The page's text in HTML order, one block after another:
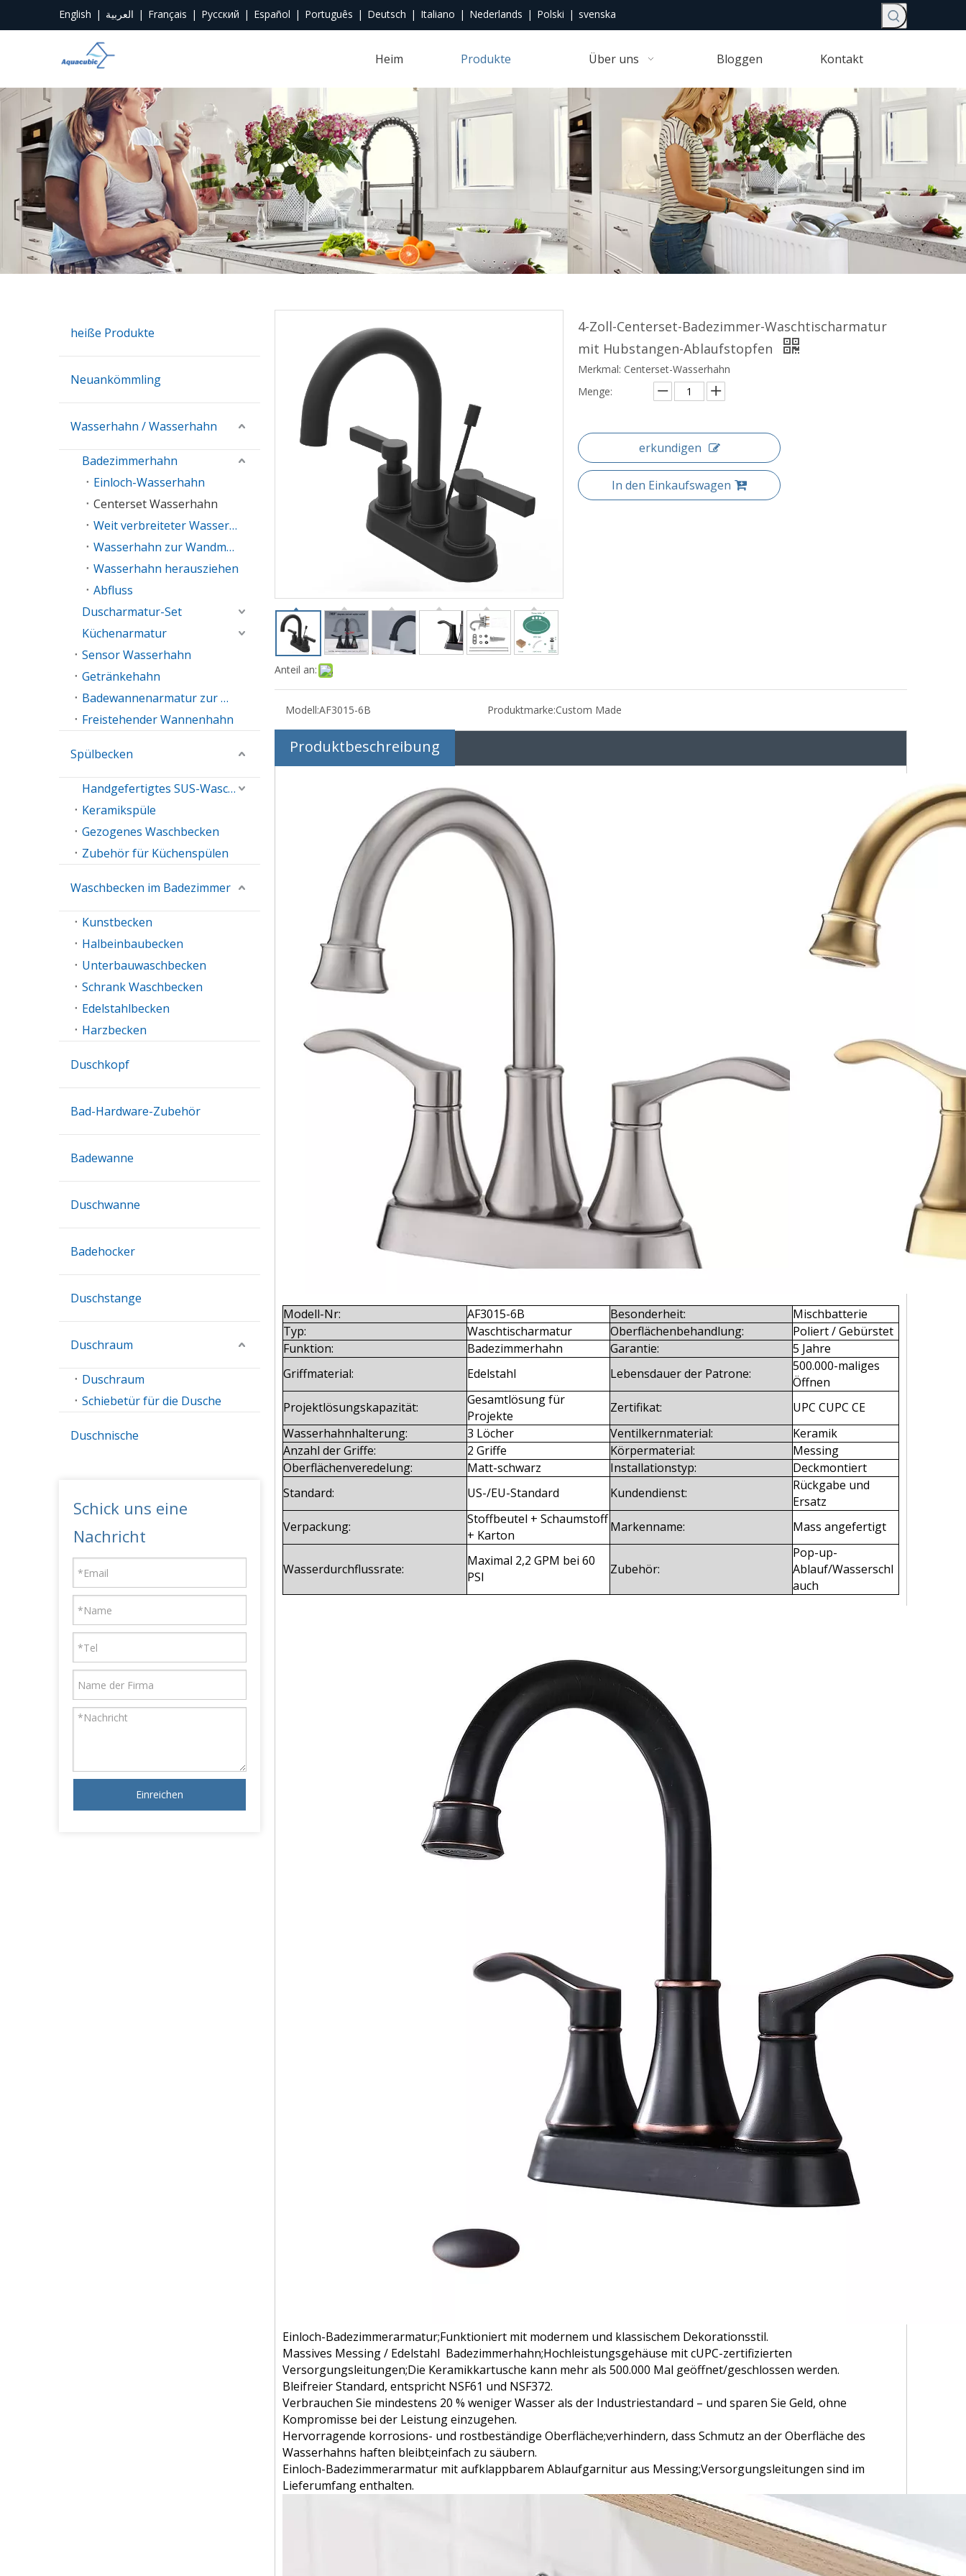
English | العربية | Français | Pусский | Español | Português | Deutsch | Italiano | Nederlands | Polski | svenska
Heim Produkte Über uns Bloggen Kontakt
heiße Produkte
Neuankömmling
Wasserhahn / Wasserhahn
Badezimmerhahn
Einloch-Wasserhahn
Centerset Wasserhahn
Weit verbreiteter Wasserhahn
Wasserhahn zur Wandmontage
Wasserhahn herausziehen
Abfluss
Duscharmatur-Set
Küchenarmatur
Sensor Wasserhahn
Getränkehahn
Badewannenarmatur zur Wandmontage
Freistehender Wannenhahn
Spülbecken
Handgefertigtes SUS-Waschbecken
Keramikspüle
Gezogenes Waschbecken
Zubehör für Küchenspülen
Waschbecken im Badezimmer
Kunstbecken
Halbeinbaubecken
Unterbauwaschbecken
Schrank Waschbecken
Edelstahlbecken
Harzbecken
Duschkopf
Bad-Hardware-Zubehör
Badewanne
Duschwanne
Badehocker
Duschstange
Duschraum
Duschraum
Schiebetür für die Dusche
Duschnische
Schick uns eine
Nachricht
Einreichen
Anteil an:
4-Zoll-Centerset-Badezimmer-Waschtischarmatur
mit Hubstangen-Ablaufstopfen
Merkmal: Centerset-Wasserhahn
Menge:
erkundigen
In den Einkaufswagen
Modell:AF3015-6B Produktmarke:Custom Made
Produktbeschreibung
Modell-Nr: AF3015-6B Besonderheit:
Mischbatterie
Typ:
Waschtischarmatur Oberflächenbehandlung:
Poliert / Gebürstet
Funktion:
Badezimmerhahn Garantie:
5 Jahre
Griffmaterial:
Edelstahl Lebensdauer der Patrone:
500.000-maliges
Öffnen
Projektlösungskapazität:
Gesamtlösung für
Projekte
Zertifikat:
UPC CUPC CE
Wasserhahnhalterung:
3 Löcher Ventilkernmaterial:
Keramik
Anzahl der Griffe:
2 Griffe Körpermaterial:
Messing
Oberflächenveredelung:
Matt-schwarz Installationstyp:
Deckmontiert
Standard:
US-/EU-Standard Kundendienst:
Rückgabe und
Ersatz
Verpackung:
Stoffbeutel + Schaumstoff
+ Karton
Markenname: Mass angefertigt
Wasserdurchflussrate:
Maximal 2,2 GPM bei 60
PSI
Zubehör:
Pop-up-
Ablauf/Wasserschl
auch
Einloch-Badezimmerarmatur;Funktioniert mit modernem und klassischem Dekorationsstil.
Massives Messing / Edelstahl Badezimmerhahn;Hochleistungsgehäuse mit cUPC-zertifizierten
Versorgungsleitungen;Die Keramikkartusche kann mehr als 500.000 Mal geöffnet/geschlossen werden.
Bleifreier Standard, entspricht NSF61 und NSF372.
Verbrauchen Sie mindestens 20 % weniger Wasser als der Industriestandard – und sparen Sie Geld, ohne
Kompromisse bei der Leistung einzugehen.
Hervorragende korrosions- und rostbeständige Oberfläche;verhindern, dass Schmutz an der Oberfläche des
Wasserhahns haften bleibt;einfach zu säubern.
Einloch-Badezimmerarmatur mit aufklappbarem Ablaufgarnitur aus Messing;Versorgungsleitungen sind im
Lieferumfang enthalten.